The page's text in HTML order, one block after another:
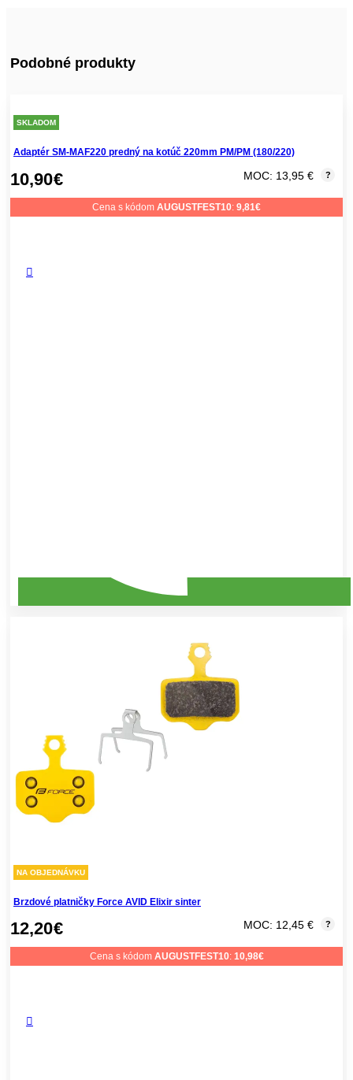
Podobné produkty
SKLADOM
Adaptér SM-MAF220 predný na kotúč 220mm PM/PM (180/220)
10,90€ MOC: 13,95 € ?
Cena s kódom AUGUSTFEST10: 9,81€
NA OBJEDNÁVKU
Brzdové platničky Force AVID Elixir sinter
12,20€ MOC: 12,45 € ?
Cena s kódom AUGUSTFEST10: 10,98€